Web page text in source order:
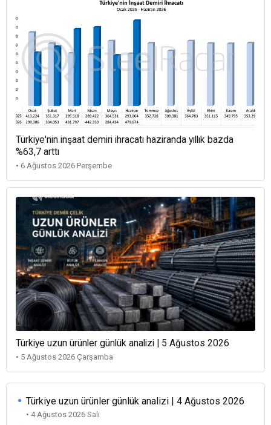
Türkiye'nin inşaat demiri ihracatı haziranda yıllık bazda
%63,7 arttı
• 6 Ağustos 2026 Perşembe
Türkiye uzun ürünler günlük analizi | 5 Ağustos 2026
• 5 Ağustos 2026 Çarşamba
Türkiye uzun ürünler günlük analizi | 4 Ağustos 2026
• 4 Ağustos 2026 Salı